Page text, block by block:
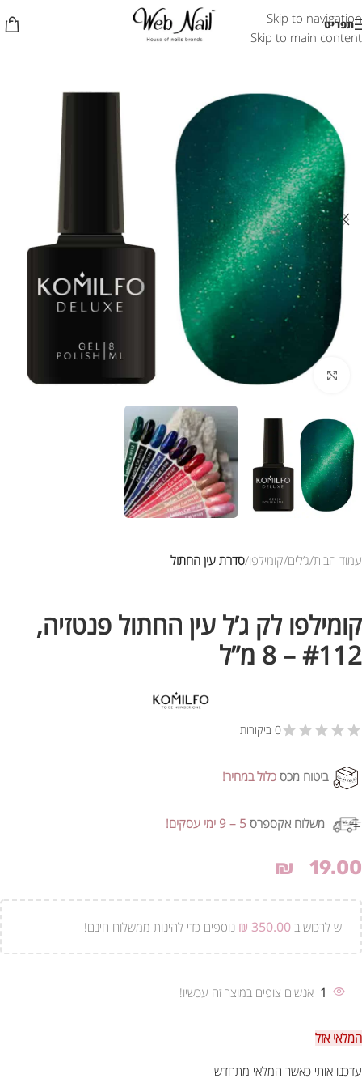
Skip to navigation
Skip to main content
תפריט
אזל המלאי
לחץ להגדלת התמונה
עמוד הבית ג’לים קומילפו סדרת עין החתול
קומילפו לק ג’ל עין החתול פנטזיה,
#112 – 8 מ”ל
0 ביקורות
ביטוח מכס כלול במחיר!
משלוח אקספרס 5 – 9 ימי עסקים!
₪ 19.00
יש לרכוש ב ₪ 350.00 נוספים כדי להינות ממשלוח חינם!
1 אנשים צופים במוצר זה עכשיו!
המלאי אזל
עדכנו אותי כאשר המלאי מתחדש